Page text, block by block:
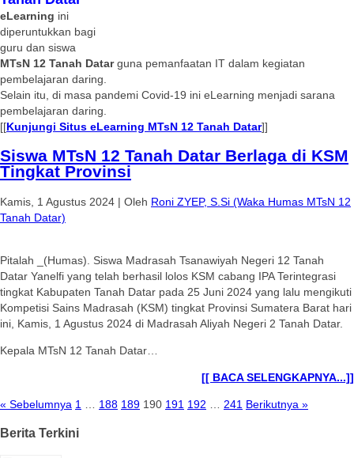
eLearning ini
diperuntukkan bagi
guru dan siswa
MTsN 12 Tanah Datarguna pemanfaatan IT dalam kegiatan
pembelajaran daring.
Selain itu, di masa pandemi Covid-19 ini eLearning menjadi sarana
pembelajaran daring.
[[Kunjungi Situs eLearning MTsN 12 Tanah Datar]]
Siswa MTsN 12 Tanah Datar Berlaga di KSM
Tingkat Provinsi
Kamis, 1 Agustus 2024 | Oleh Roni ZYEP, S.Si (Waka Humas MTsN 12
Tanah Datar)
Pitalah _(Humas). Siswa Madrasah Tsanawiyah Negeri 12 Tanah
Datar Yanelfi yang telah berhasil lolos KSM cabang IPA Terintegrasi
tingkat Kabupaten Tanah Datar pada 25 Juni 2024 yang lalu mengikuti
Kompetisi Sains Madrasah (KSM) tingkat Provinsi Sumatera Barat hari
ini, Kamis, 1 Agustus 2024 di Madrasah Aliyah Negeri 2 Tanah Datar.
Kepala MTsN 12 Tanah Datar…
[[ BACA SELENGKAPNYA...]]
« Sebelumnya 1 188 189 190 191 192 241 Berikutnya »
Berita Terkini